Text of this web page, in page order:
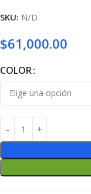
SKU: N/D
$61,000.00
COLOR